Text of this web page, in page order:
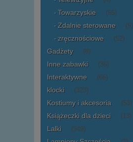
Towarzyskie (55)
Zdalnie sterowane (5)
zręcznościowe (52)
Gadżety (8)
Inne zabawki (36)
Interaktywne (66)
klocki (323)
Kostiumy i akcesoria (53)
Książeczki dla dzieci (13)
Lalki (349)